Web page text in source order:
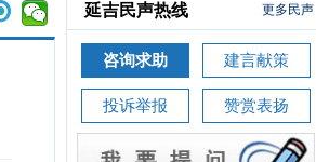
更多民声
延吉民声热线
咨询求助 建言献策
投诉举报 赞赏表扬